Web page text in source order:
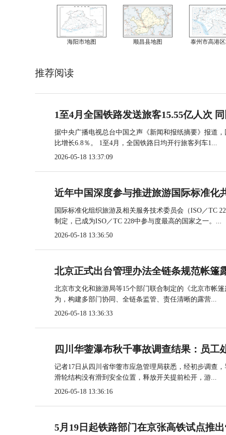
海阳市地图 顺昌县地图 泰州市高港区
推荐阅读
1至4月全国铁路发送旅客15.55亿人次
据中央广播电视总台中国之声《新闻和报纸摘要》报道
比增长6.8％。 1至4月，全国铁路日均开行旅客列车1...
2026-05-18 13:37:09
近年中国深度参与推进旅游国际标准化
国际标准化组织旅游及相关服务技术委员会（ISO／TC
制定，已成为ISO／TC 228中参与度最高的国家之一。...
2026-05-18 13:36:50
北京正式出台管理办法全链条规范帐篷
北京市文化和旅游局等15个部门联合制定的《北京市帐
为，构建多部门协同、全链条监管、责任清晰的露营...
2026-05-18 13:36:33
四川华蓥瀑布秋千事故调查结果：员工
记者17日从四川省华蓥市应急管理局获悉，经初步调查
滑轮结构没有滑到安全位置，释放开关提前松开，游...
2026-05-18 13:36:16
5月19日起铁路部门在京张高铁试点推